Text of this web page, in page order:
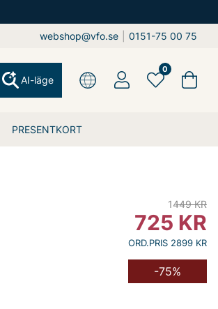
webshop@vfo.se 0151-75 00 75
PRESENTKORT
AI-läge
0
1449KR
725 KR
ORD.PRIS 2899 KR
-75%